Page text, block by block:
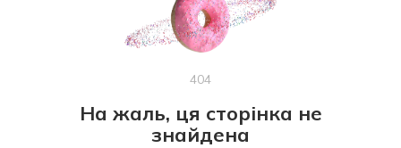
404
На жаль, ця сторінка не
знайдена